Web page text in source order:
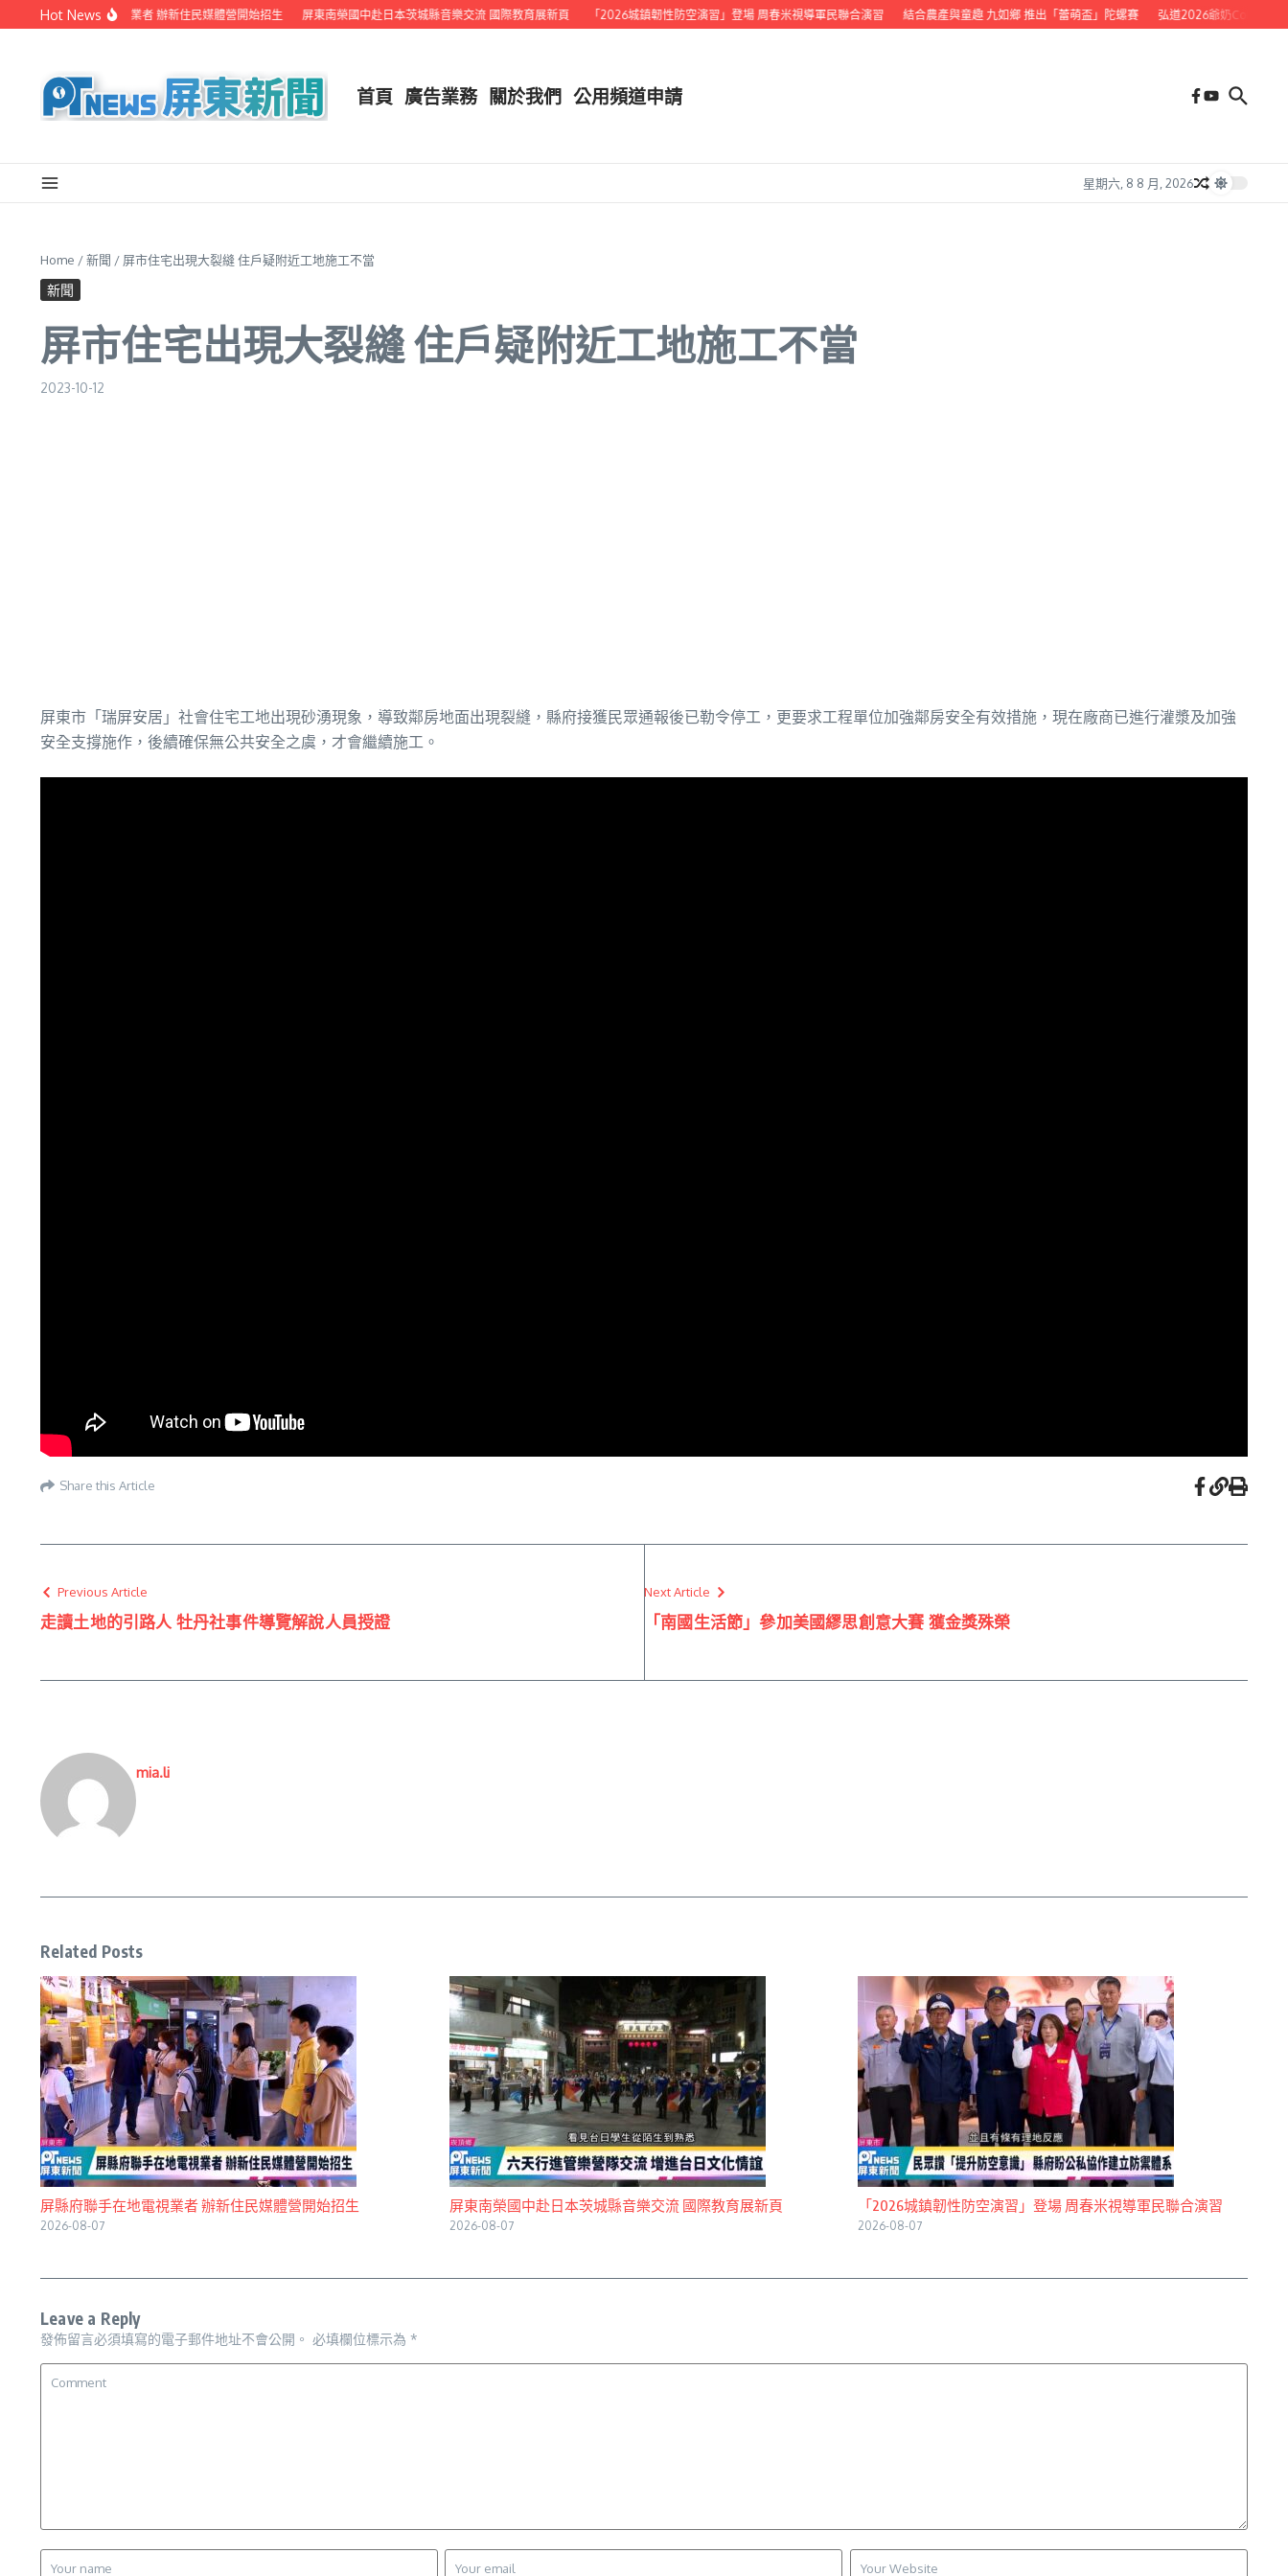
Skip to content
Hot News
屏縣府聯手在地電視業者 辦新住民媒體營開始招生 屏東南榮國中赴日本茨城縣音樂交流 國際教育展新頁 「2026城鎮韌性防空演習」登場 周春米視導軍民聯合演習 結合農產與童趣 九如鄉 推出「蕾萌盃」陀螺賽 弘道2026爺奶Color Walk
首頁 廣告業務 關於我們 公用頻道申請
星期六, 8 8 月, 2026
Home /新聞 / 屏市住宅出現大裂縫 住戶疑附近工地施工不當
新聞
屏市住宅出現大裂縫 住戶疑附近工地施工不當
2023-10-12
屏東市「瑞屏安居」社會住宅工地出現砂湧現象，導致鄰房地面出現裂縫，縣府接獲民眾通報後已勒令停工，更要求工程單位加強鄰房安全有效措施，現在廠商已進行灌漿及加強
安全支撐施作，後續確保無公共安全之虞，才會繼續施工。
Share this Article
Previous Article
走讀土地的引路人 牡丹社事件導覽解說人員授證
Next Article
「南國生活節」參加美國繆思創意大賽 獲金獎殊榮
mia.li
Related Posts
屏縣府聯手在地電視業者 辦新住民媒體營開始招生
2026-08-07
屏東南榮國中赴日本茨城縣音樂交流 國際教育展新頁
2026-08-07
「2026城鎮韌性防空演習」登場 周春米視導軍民聯合演習
2026-08-07
Leave a Reply
發佈留言必須填寫的電子郵件地址不會公開。 必填欄位標示為 *